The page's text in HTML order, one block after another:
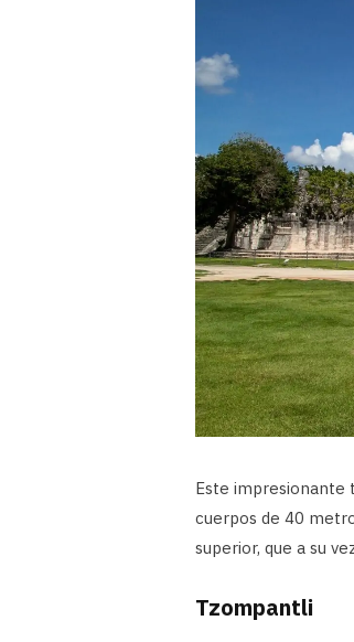
Este impresionante
cuerpos de 40
superior, que a su
Tzompantli